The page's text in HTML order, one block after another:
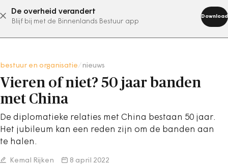
De overheid verandert
Blijf bij met de Binnenlands Bestuur app
Download
abonneer nu
bestuur en organisatie nieuws
Vieren of niet? 50 jaar banden
met China
De diplomatieke relaties met China bestaan 50 jaar.
Het jubileum kan een reden zijn om de banden aan
te halen.
Kemal Rijken 8 april 2022